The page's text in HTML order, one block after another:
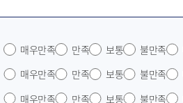
매우만족 만족 보통 불만족
매우만족 만족 보통 불만족
매우만족 만족 보통 불만족